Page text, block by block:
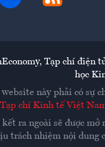
, Tạp chí điện
học
này phải có sự
Tạp chí Kinh tế Việt
ra ngoài sẽ được mở
trách nhiệm nội dung